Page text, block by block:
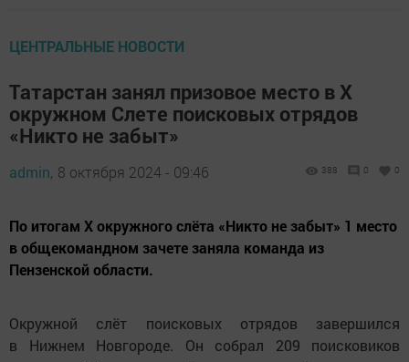
ЦЕНТРАЛЬНЫЕ НОВОСТИ
Татарстан занял призовое место в X
окружном Слете поисковых отрядов
«Никто не забыт»
admin, 8 октября 2024 - 09:46 388 0 0
По итогам X окружного слёта «Никто не забыт» 1 место
в общекомандном зачете заняла команда из
Пензенской области.
Окружной слёт поисковых отрядов завершился
в Нижнем Новгороде. Он собрал 209 поисковиков